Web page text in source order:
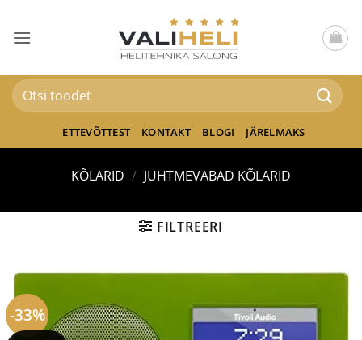
content
Otsi:
ETTEVÕTTEST KONTAKT BLOGI JÄRELMAKS
KÕLARID / JUHTMEVABAD KÕLARID
FILTREERI
-33%